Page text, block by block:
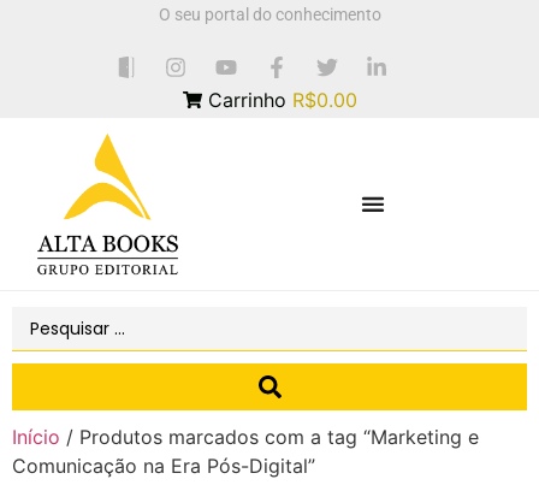
O seu portal do conhecimento
Carrinho R$0.00
Início / Produtos marcados com a tag “Marketing e
Comunicação na Era Pós-Digital”